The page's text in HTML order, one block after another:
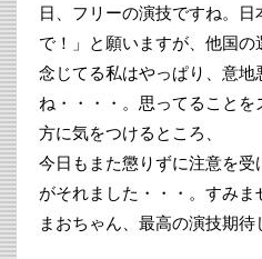
日、フリーの演技ですね。
で！」と願いますが、他国
念じてる私はやっぱり、意地
ね・・・・。思ってること
方に気をつけるところ、
今日もまた懲りずに注意を
がそれました・・・。すみま
まおちゃん、最高の演技期待